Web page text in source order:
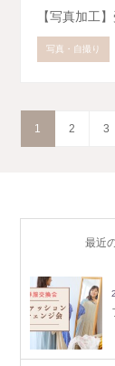
【写真加工
写真・自撮り
1 2 3
最近